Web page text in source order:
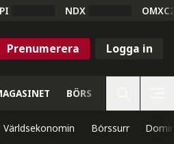
NDX
Prenumerera Logga in
BÖRS
Världsekonomin Börssurr